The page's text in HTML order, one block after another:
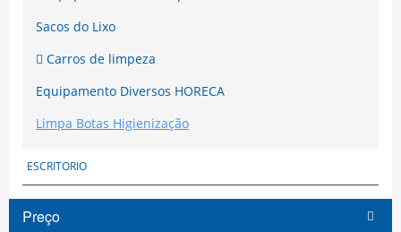
Sacos do Lixo
Carros de limpeza
Equipamento Diversos HORECA
Limpa Botas Higienização
ESCRITORIO
Preço